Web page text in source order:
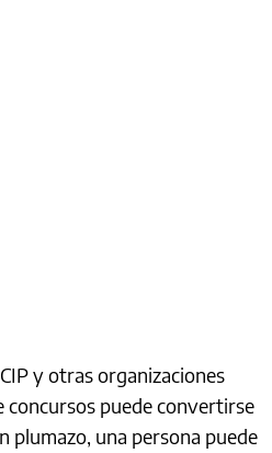
y otras organizaciones
concursos puede convertirse
plumazo, una persona puede